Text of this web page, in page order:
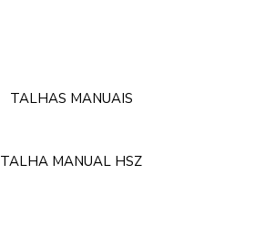
TALHAS MANUAIS
TALHA MANUAL HSZ